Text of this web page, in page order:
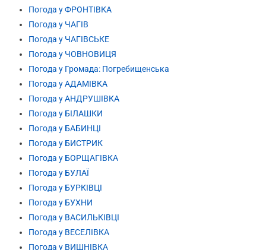
Погода у ФРОНТІВКА
Погода у ЧАГІВ
Погода у ЧАГІВСЬКЕ
Погода у ЧОВНОВИЦЯ
Погода у Громада: Погребищенська
Погода у АДАМІВКА
Погода у АНДРУШІВКА
Погода у БІЛАШКИ
Погода у БАБИНЦІ
Погода у БИСТРИК
Погода у БОРЩАГІВКА
Погода у БУЛАЇ
Погода у БУРКІВЦІ
Погода у БУХНИ
Погода у ВАСИЛЬКІВЦІ
Погода у ВЕСЕЛІВКА
Погода у ВИШНІВКА